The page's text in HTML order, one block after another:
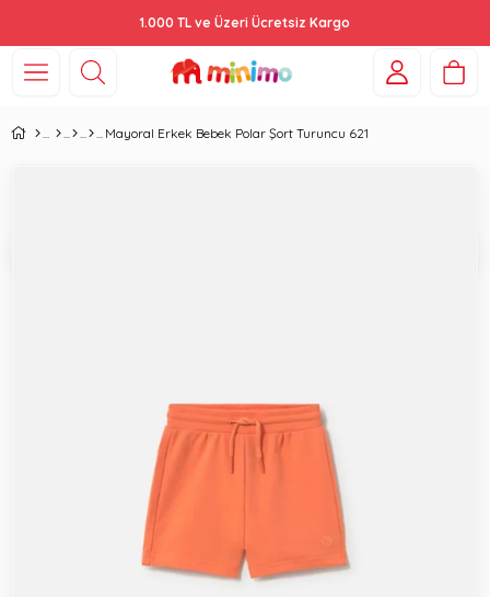
1.000 TL ve Üzeri Ücretsiz Kargo
Mayoral Erkek Bebek Polar Şort Turuncu 621